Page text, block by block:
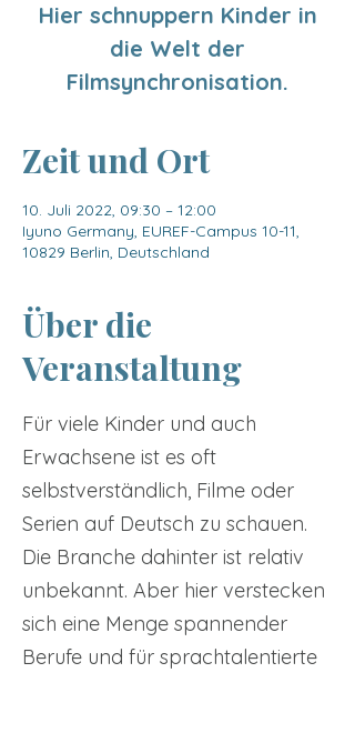
Hier schnuppern Kinder in
die Welt der
Filmsynchronisation.
Zeit und Ort
10. Juli 2022, 09:30 – 12:00
Iyuno Germany, EUREF-Campus 10-11,
10829 Berlin, Deutschland
Über die
Veranstaltung
Für viele Kinder und auch
Erwachsene ist es oft
selbstverständlich, Filme oder
Serien auf Deutsch zu schauen.
Die Branche dahinter ist relativ
unbekannt. Aber hier verstecken
sich eine Menge spannender
Berufe und für sprachtalentierte